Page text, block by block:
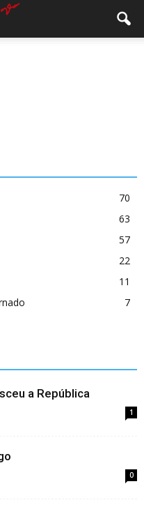
70
63
57
22
11
7
a República
1
0